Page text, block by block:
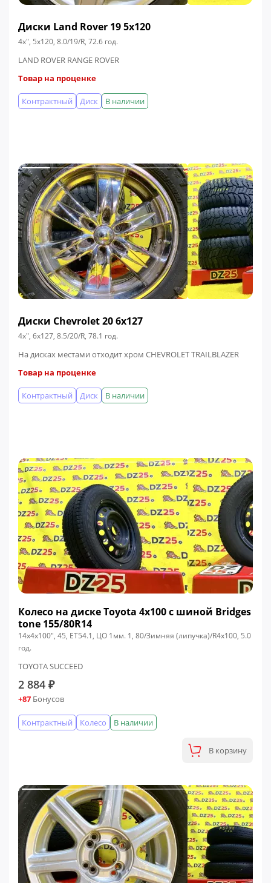
Диски Land Rover 19 5x120
4x", 5x120, 8.0/19/R, 72.6 год.
LAND ROVER RANGE ROVER
Товар на проценке
В наличии
Диск
Контрактный
Диски Chevrolet 20 6x127
4x", 6x127, 8.5/20/R, 78.1 год.
На дисках местами отходит хром CHEVROLET TRAILBLAZER
Товар на проценке
В наличии
Диск
Контрактный
Колесо на диске Toyota 4x100 c шиной Bridges
tone 155/80R14
14x4x100", 45, ЕТ54.1, ЦО 1мм. 1, 80/Зимняя (липучка)/R4x100, 5.0
год.
TOYOTA SUCCEED
2 884 ₽
+87 Бонусов
В наличии
Колесо
Контрактный
В корзину